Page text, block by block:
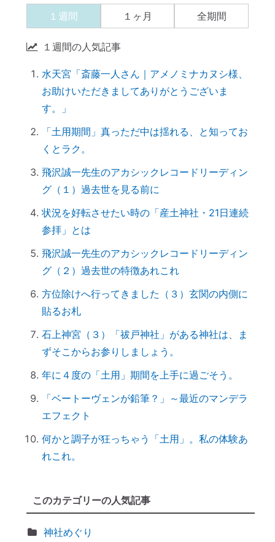
【ご感想｜カウンセリング】現実が動き出
しました
【カウンセリング】引き寄せたいなら、先
産土神社に参拝するメリット →「開運スイ
ッチ」が入る
引き寄せられない本当の理由｜潜在意識の
書き換え・癒しが必要だった
【ご感想｜カウンセリング】心配性の家族
も癒してもらいました
初詣に間に合わせるには、今がリサーチの
「氏神神社」と「産土神社」の違いは何で
すか？
「産土神社」の読み方は？ 意味や語源
は？
【ご感想｜カウンセリング】深く納得でき
ました
日本国民を癒しまくっている高市総理 ♡
「日本の神社」と「エジプトの神殿」の共
スマホのない暮らし
引き寄せ難民のあなたへ｜その前にやるべ
きこととは？
前世を教えてもらったら｜書き換えなきゃ
損！
しちゃうのは、無意識からのメッセージ
【心と魂が整う】産土神社に参拝するメリ
１週間 １ヶ月 全期間
１週間の人気記事
水天宮「斎藤一人さん｜アメノミナカヌシ様、
お助けいただきましてありがとうございま
す。」
「土用期間」真っただ中は揺れる、と知ってお
くとラク。
飛沢誠一先生のアカシックレコードリーディン
グ（１）過去世を見る前に
状況を好転させたい時の「産土神社・21日連続
参拝」とは
飛沢誠一先生のアカシックレコードリーディン
グ（２）過去世の特徴あれこれ
方位除けへ行ってきました（３）玄関の内側に
貼るお札
石上神宮（３）「祓戸神社」がある神社は、ま
ずそこからお参りしましょう。
年に４度の「土用」期間を上手に過ごそう。
「ベートーヴェンが鉛筆？」～最近のマンデラ
エフェクト
何かと調子が狂っちゃう「土用」。私の体験あ
れこれ。
このカテゴリーの人気記事
神社めぐり